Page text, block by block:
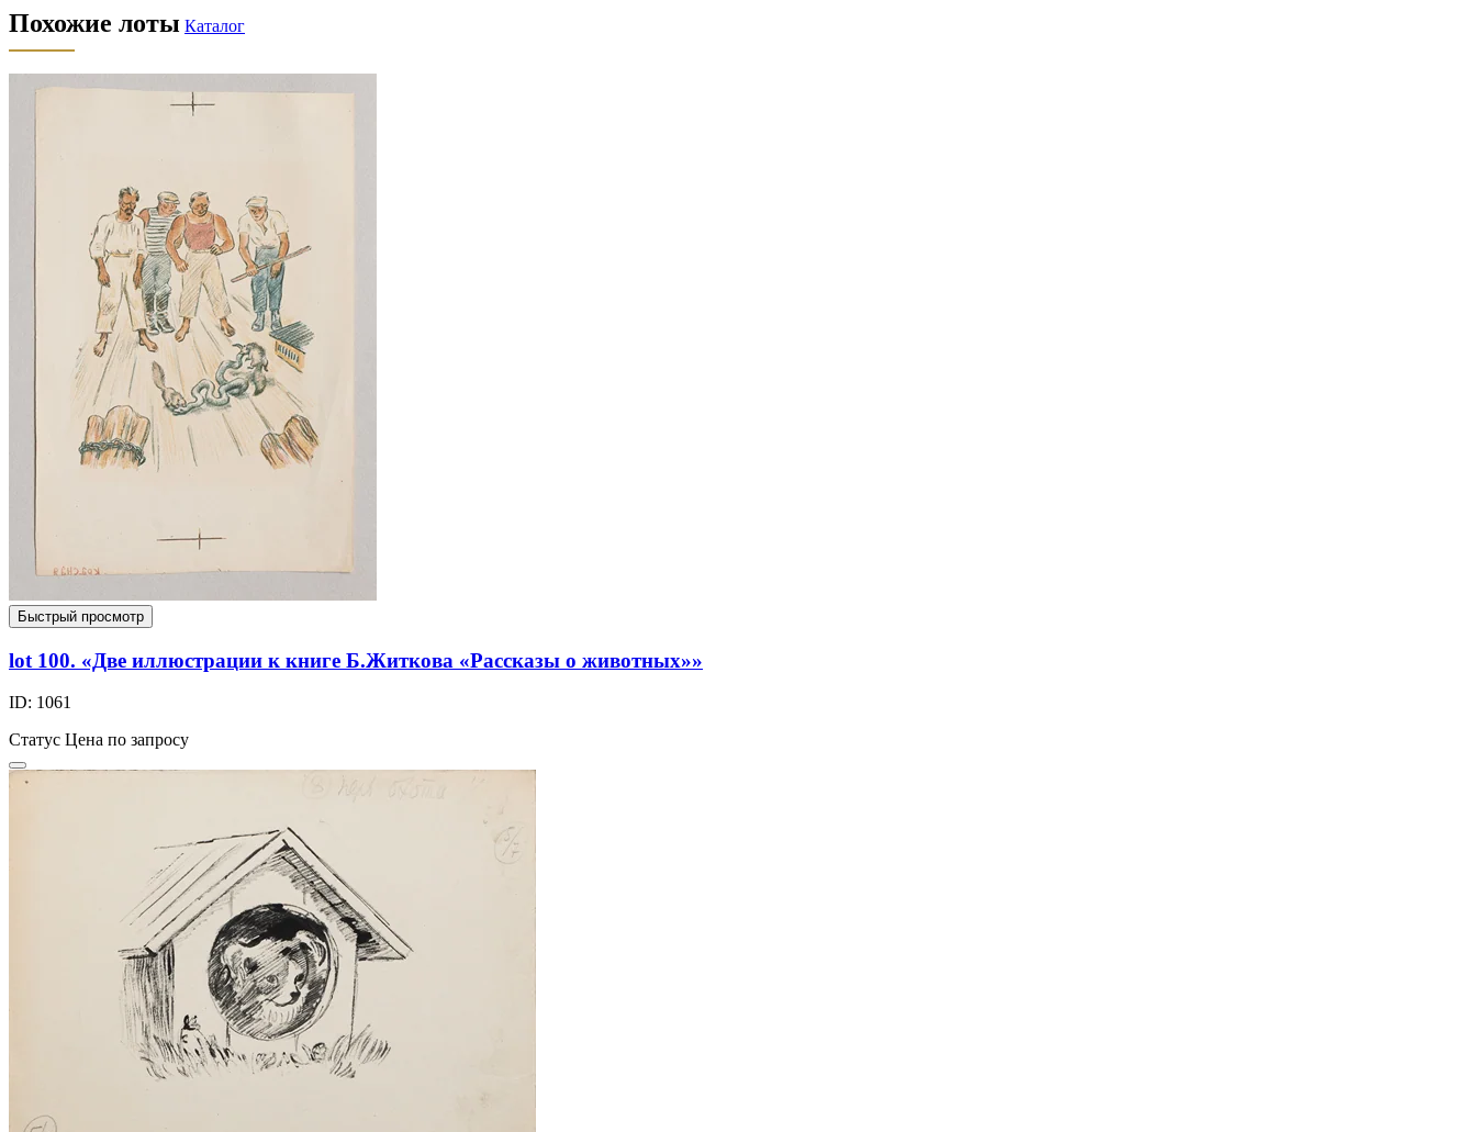
Похожие лоты Каталог
Быстрый просмотр
lot 100. «Две иллюстрации к книге Б.Житкова «Рассказы о животных»»
ID: 1061
Статус Цена по запросу